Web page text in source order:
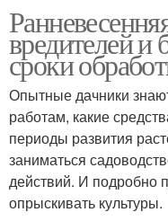
вредителей и
сроки
Опытные дачники
работам, какие
периоды развития
заниматься
действий. И подробно
опрыскивать культуры.